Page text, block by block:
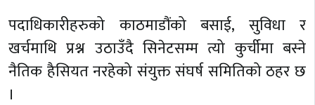
पदाधिकारीहरुको काठमाडौंको बसाई, सुविधा र
खर्चमाथि प्रश्न उठाउँदै सिनेटसम्म त्यो कुर्चीमा बस्ने
नैतिक हैसियत नरहेको संयुक्त संघर्ष समितिको ठहर छ
।